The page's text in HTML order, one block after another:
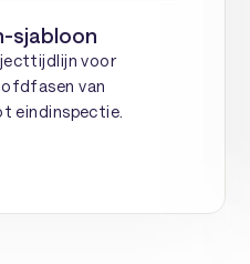
sjabloon
voor
van
eindinspectie.